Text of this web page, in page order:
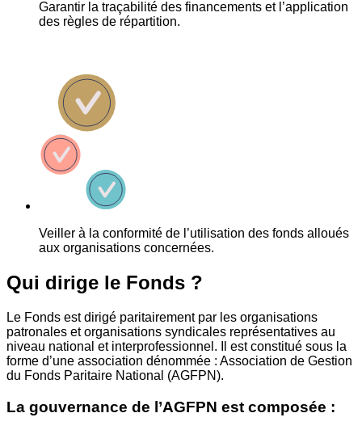
Garantir la traçabilité des financements et l’application
des règles de répartition.
Veiller à la conformité de l’utilisation des fonds alloués
aux organisations concernées.
Qui dirige le Fonds ?
Le Fonds est dirigé paritairement par les organisations
patronales et organisations syndicales représentatives au
niveau national et interprofessionnel. Il est constitué sous la
forme d’une association dénommée : Association de Gestion
du Fonds Paritaire National (AGFPN).
La gouvernance de l’AGFPN est composée :